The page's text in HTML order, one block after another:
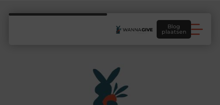
Blog
plaatsen